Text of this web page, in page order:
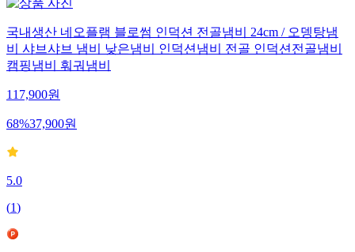
국내생산 네오플램 블로썸 인덕션 전골냄비 24cm / 오뎅탕냄
비 샤브샤브 냄비 낮은냄비 인덕션냄비 전골 인덕션전골냄비
캠핑냄비 훠궈냄비
117,900원
68%37,900원
5.0
(1)